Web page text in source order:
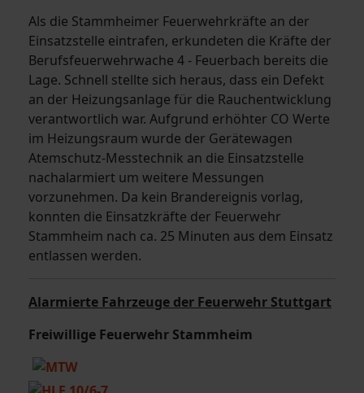
Als die Stammheimer Feuerwehrkräfte an der
Einsatzstelle eintrafen, erkundeten die Kräfte der
Berufsfeuerwehrwache 4 - Feuerbach bereits die
Lage. Schnell stellte sich heraus, dass ein Defekt
an der Heizungsanlage für die Rauchentwicklung
verantwortlich war. Aufgrund erhöhter CO Werte
im Heizungsraum wurde der Gerätewagen
Atemschutz-Messtechnik an die Einsatzstelle
nachalarmiert um weitere Messungen
vorzunehmen. Da kein Brandereignis vorlag,
konnten die Einsatzkräfte der Feuerwehr
Stammheim nach ca. 25 Minuten aus dem Einsatz
entlassen werden.
Alarmierte Fahrzeuge der Feuerwehr Stuttgart
Freiwillige Feuerwehr Stammheim